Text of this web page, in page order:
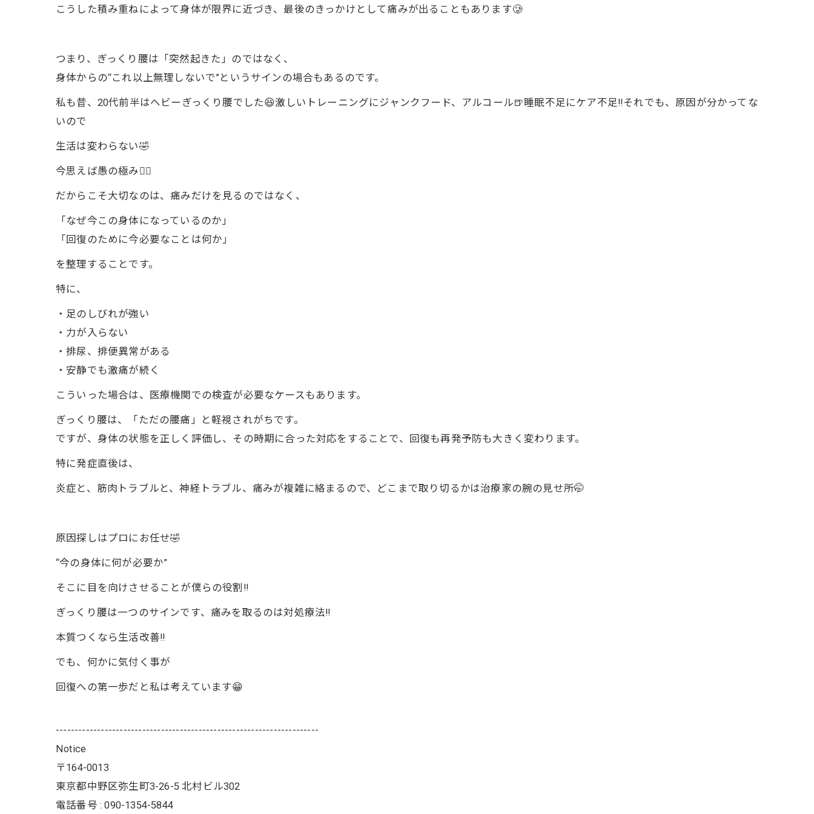
こうした積み重ねによって身体が限界に近づき、最後のきっかけとして痛みが出ることもあります🥲
つまり、ぎっくり腰は「突然起きた」のではなく、
身体からの“これ以上無理しないで”というサインの場合もあるのです。
私も昔、20代前半はヘビーぎっくり腰でした😆激しいトレーニングにジャンクフード、アルコール🍺睡眠不足にケア不足‼️それでも、原因が分かってな
いので
生活は変わらない🤣
今思えば愚の極み😵‍💫
だからこそ大切なのは、痛みだけを見るのではなく、
「なぜ今この身体になっているのか」
「回復のために今必要なことは何か」
を整理することです。
特に、
・足のしびれが強い
・力が入らない
・排尿、排便異常がある
・安静でも激痛が続く
こういった場合は、医療機関での検査が必要なケースもあります。
ぎっくり腰は、「ただの腰痛」と軽視されがちです。
ですが、身体の状態を正しく評価し、その時期に合った対応をすることで、回復も再発予防も大きく変わります。
特に発症直後は、
炎症と、筋肉トラブルと、神経トラブル、痛みが複雑に絡まるので、どこまで取り切るかは治療家の腕の見せ所🤭
原因探しはプロにお任せ🤣
“今の身体に何が必要か”
そこに目を向けさせることが僕らの役割‼️
ぎっくり腰は一つのサインです、痛みを取るのは対処療法‼️
本質つくなら生活改善‼️
でも、何かに気付く事が
回復への第一歩だと私は考えています😁
----------------------------------------------------------------------
Notice
〒164-0013
東京都中野区弥生町3-26-5 北村ビル302
電話番号 : 090-1354-5844